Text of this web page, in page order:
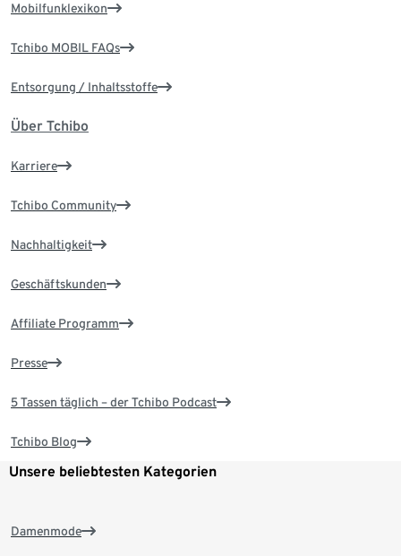
Mobilfunklexikon
Tchibo MOBIL FAQs
Entsorgung / Inhaltsstoffe
Über Tchibo
Karriere
Tchibo Community
Nachhaltigkeit
Geschäftskunden
Affiliate Programm
Presse
5 Tassen täglich – der Tchibo Podcast
Tchibo Blog
Unsere beliebtesten Kategorien
Damenmode